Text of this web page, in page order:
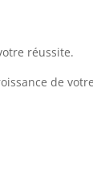
réussite.
de